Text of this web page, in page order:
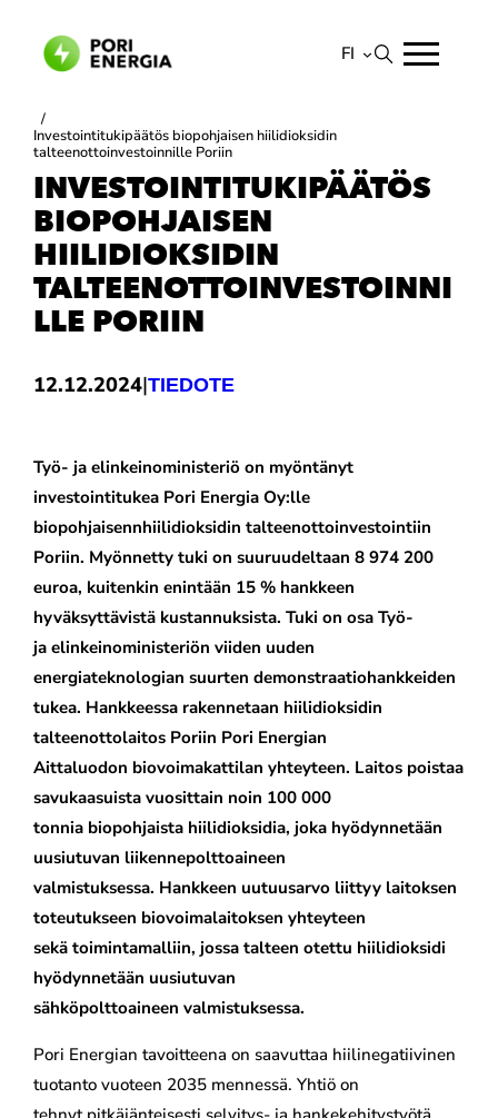
sisältöön
FI
English
/
Investointitukipäätös biopohjaisen hiilidioksidin
talteenottoinvestoinnille Poriin
INVESTOINTITUKIPÄÄTÖS
BIOPOHJAISEN
HIILIDIOKSIDIN
TALTEENOTTOINVESTOINNI
LLE PORIIN
12.12.2024|TIEDOTE
Työ- ja elinkeinoministeriö on myöntänyt
investointitukea Pori Energia Oy:lle
biopohjaisennhiilidioksidin talteenottoinvestointiin
Poriin. Myönnetty tuki on suuruudeltaan 8 974 200
euroa, kuitenkin enintään 15 % hankkeen
hyväksyttävistä kustannuksista. Tuki on osa Työ-
ja elinkeinoministeriön viiden uuden
energiateknologian suurten demonstraatiohankkeiden
tukea. Hankkeessa rakennetaan hiilidioksidin
talteenottolaitos Poriin Pori Energian
Aittaluodon biovoimakattilan yhteyteen. Laitos poistaa
savukaasuista vuosittain noin 100 000
tonnia biopohjaista hiilidioksidia, joka hyödynnetään
uusiutuvan liikennepolttoaineen
valmistuksessa. Hankkeen uutuusarvo liittyy laitoksen
toteutukseen biovoimalaitoksen yhteyteen
sekä toimintamalliin, jossa talteen otettu hiilidioksidi
hyödynnetään uusiutuvan
sähköpolttoaineen valmistuksessa.
Pori Energian tavoitteena on saavuttaa hiilinegatiivinen
tuotanto vuoteen 2035 mennessä. Yhtiö on